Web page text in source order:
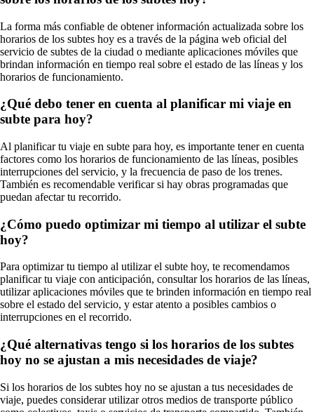
La forma más confiable de obtener información actualizada sobre los
horarios de los subtes hoy es a través de la página web oficial del
servicio de subtes de la ciudad o mediante aplicaciones móviles que
brindan información en tiempo real sobre el estado de las líneas y los
horarios de funcionamiento.
¿Qué debo tener en cuenta al planificar mi viaje en
subte para hoy?
Al planificar tu viaje en subte para hoy, es importante tener en cuenta
factores como los horarios de funcionamiento de las líneas, posibles
interrupciones del servicio, y la frecuencia de paso de los trenes.
También es recomendable verificar si hay obras programadas que
puedan afectar tu recorrido.
¿Cómo puedo optimizar mi tiempo al utilizar el subte
hoy?
Para optimizar tu tiempo al utilizar el subte hoy, te recomendamos
planificar tu viaje con anticipación, consultar los horarios de las líneas,
utilizar aplicaciones móviles que te brinden información en tiempo real
sobre el estado del servicio, y estar atento a posibles cambios o
interrupciones en el recorrido.
¿Qué alternativas tengo si los horarios de los subtes
hoy no se ajustan a mis necesidades de viaje?
Si los horarios de los subtes hoy no se ajustan a tus necesidades de
viaje, puedes considerar utilizar otros medios de transporte público